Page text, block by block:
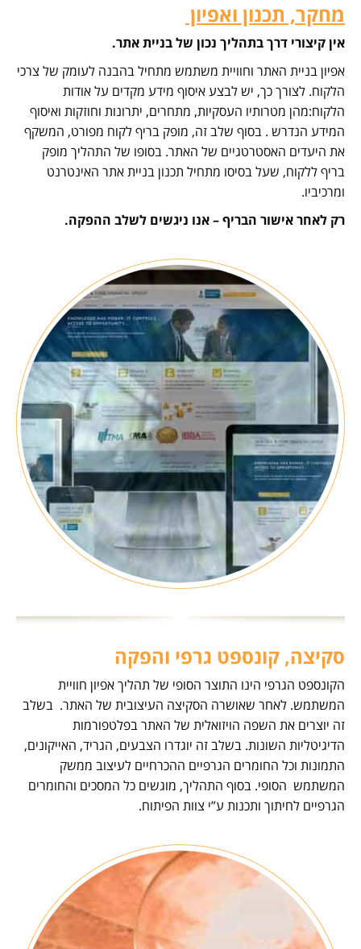
מחקר, תכנון ואפיון
אין קיצורי דרך בתהליך נכון של בניית אתר.
אפיון בניית האתר וחוויית משתמש מתחיל בהבנה לעומק של צרכי
הלקוח. לצורך כך, יש לבצע איסוף מידע מקדים על אודות
הלקוח:מהן מטרותיו העסקיות, מתחרים, יתרונות וחוזקות ואיסוף
המידע הנדרש . בסוף שלב זה, מופק בריף לקוח מפורט, המשקף
את היעדים האסטרטגיים של האתר. בסופו של התהליך מופק
בריף ללקוח, שעל בסיסו מתחיל תכנון בניית אתר האינטרנט
ומרכיביו.
רק לאחר אישור הבריף – אנו ניגשים לשלב ההפקה.
סקיצה, קונספט גרפי והפקה
הקונספט הגרפי הינו התוצר הסופי של תהליך אפיון חוויית
המשתמש. לאחר שאושרה הסקיצה העיצובית של האתר. בשלב
זה יוצרים את השפה הויזואלית של האתר בפלטפורמות
הדיגיטליות השונות. בשלב זה יוגדרו הצבעים, הגריד, האייקונים,
התמונות וכל החומרים הגרפיים ההכרחיים לעיצוב ממשק
המשתמש הסופי. בסוף התהליך, מוגשים כל המסכים והחומרים
הגרפיים לחיתוך ותכנות ע”י צוות הפיתוח.